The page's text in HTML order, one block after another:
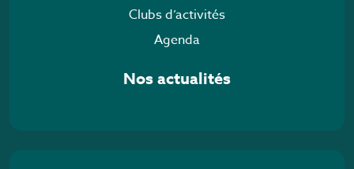
Clubs d’activités
Agenda
Nos actualités